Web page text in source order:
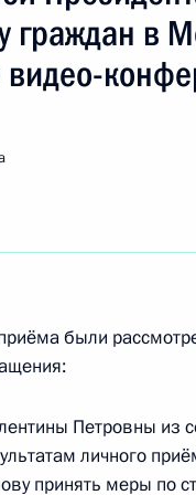
поручения,
по
поручения,
граждан в
были
Петровны из
личного
принять меры по